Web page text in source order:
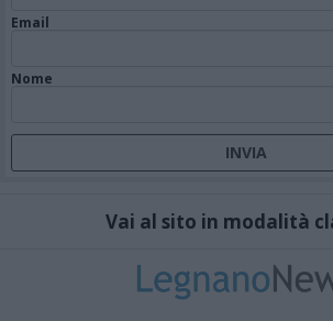
Email
Nome
Vai al sito in modalità